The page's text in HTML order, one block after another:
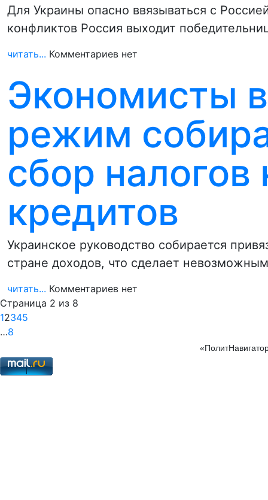
Для Украины опасно ввязываться с
конфликтов Россия выходит
читать... Комментариев нет
Экономисты
режим
сбор налогов
кредитов
Украинское руководство собирается
стране доходов, что сделает
читать... Комментариев нет
Страница 2 из 8
12345
…8